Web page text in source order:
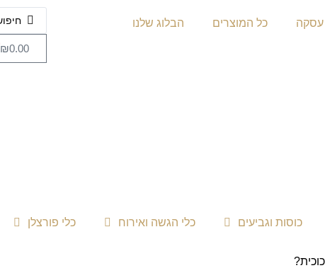
עסקה כל המוצרים הבלוג שלנו
₪0.00
כוסות וגביעים כלי הגשה ואירוח כלי פורצלן